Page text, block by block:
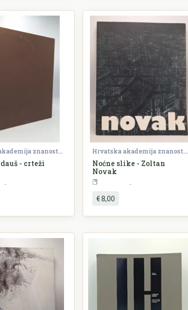
Hrvatska akademija znanosti i umjetnosti (HAZU)
- crteži
Hrvatska akademija znanosti i umjetnosti (HAZU)
Noćne slike - Zoltan
Novak
€ 8,00